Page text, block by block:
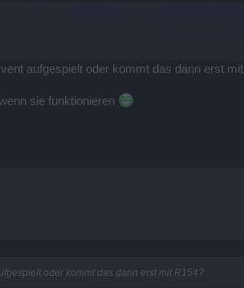
aufgespielt oder kommt das dann erst
sie funktionieren
oder kommt das dann erst mit R154?